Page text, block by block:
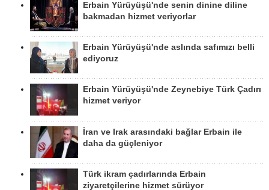
Erbain Yürüyüşü'nde senin dinine diline
bakmadan hizmet veriyorlar
Erbain Yürüyüşü'nde aslında safımızı belli
ediyoruz
Erbain Yürüyüşü'nde Zeynebiye Türk Çadırı
hizmet veriyor
İran ve Irak arasındaki bağlar Erbain ile
daha da güçleniyor
Türk ikram çadırlarında Erbain
ziyaretçilerine hizmet sürüyor